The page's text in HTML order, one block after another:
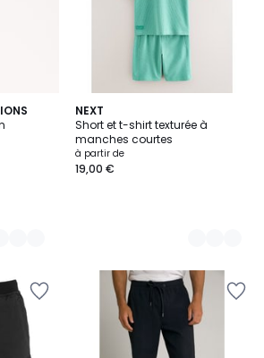
NEXT
Short et t-shirt texturée à
manches courtes
à partir de
19,00 €
4
Couleurs